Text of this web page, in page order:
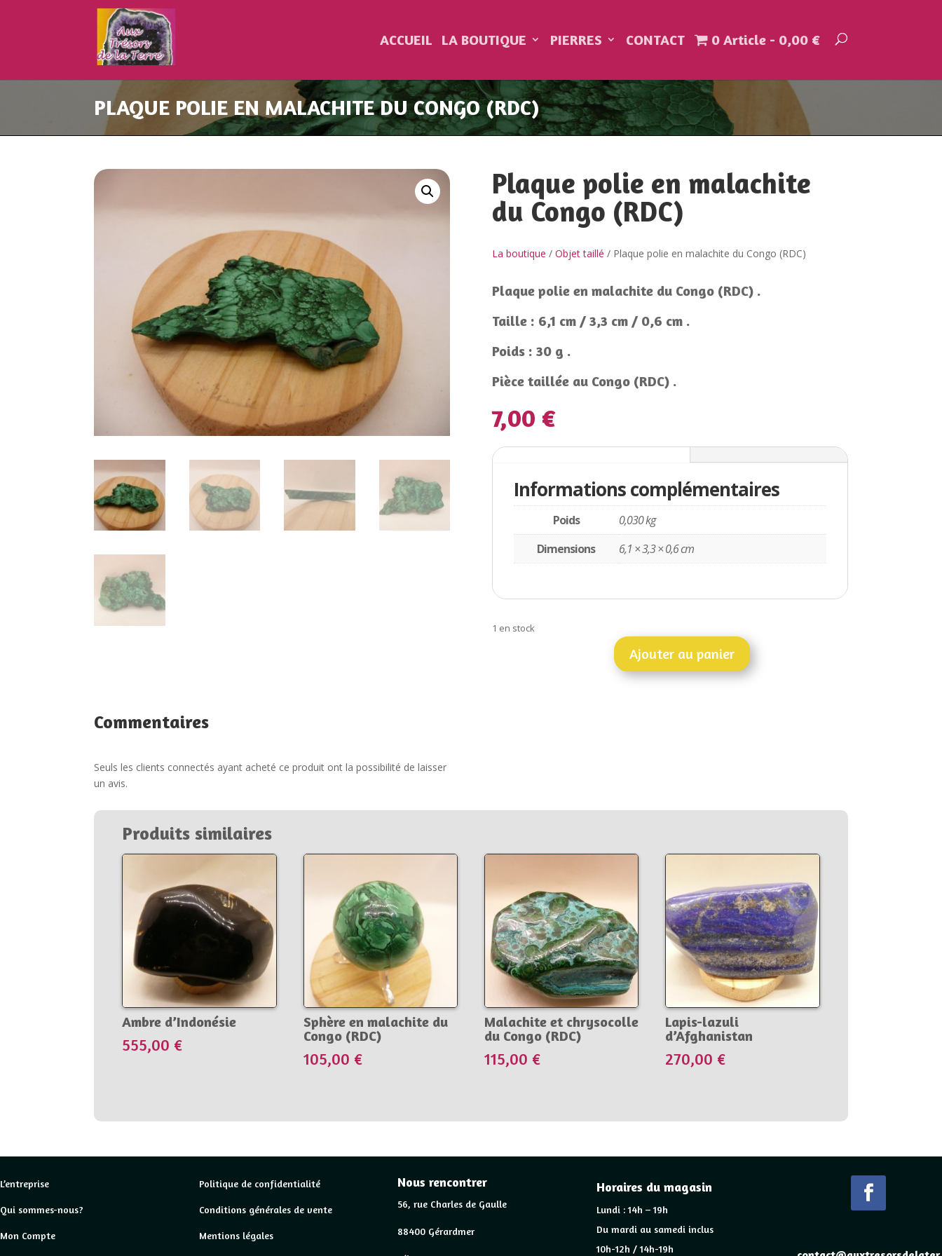
ACCUEIL LA BOUTIQUE PIERRES CONTACT 0 Article 0,00 €
PLAQUE POLIE EN MALACHITE DU CONGO (RDC)
Commentaires
Seuls les clients connectés ayant acheté ce produit ont la possibilité de laisser
un avis.
Plaque polie en malachite
du Congo (RDC)
La boutique / Objet taillé / Plaque polie en malachite du Congo (RDC)
Plaque polie en malachite du Congo (RDC) .
Taille : 6,1 cm / 3,3 cm / 0,6 cm .
Poids : 30 g .
Pièce taillée au Congo (RDC) .
7,00 €
Informations complémentaires
Poids
0,030 kg
Dimensions
6,1 × 3,3 × 0,6 cm
1 en stock
Ajouter au panier
Produits similaires
Ambre d’Indonésie
555,00 €
Sphère en malachite du
Congo (RDC)
105,00 €
Malachite et chrysocolle
du Congo (RDC)
115,00 €
Lapis-lazuli
d’Afghanistan
270,00 €
L’entreprise
Qui sommes-nous?
Mon Compte
Politique de confidentialité
Conditions générales de vente
Mentions légales
Nous rencontrer
56, rue Charles de Gaulle
88400 Gérardmer
Horaires du magasin
Lundi : 14h – 19h
Du mardi au samedi inclus
10h-12h / 14h-19h